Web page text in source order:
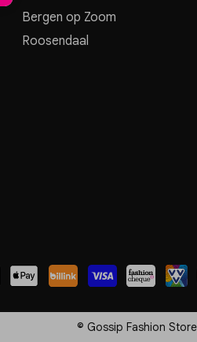
Bergen op Zoom
Roosendaal
© Gossip Fashion